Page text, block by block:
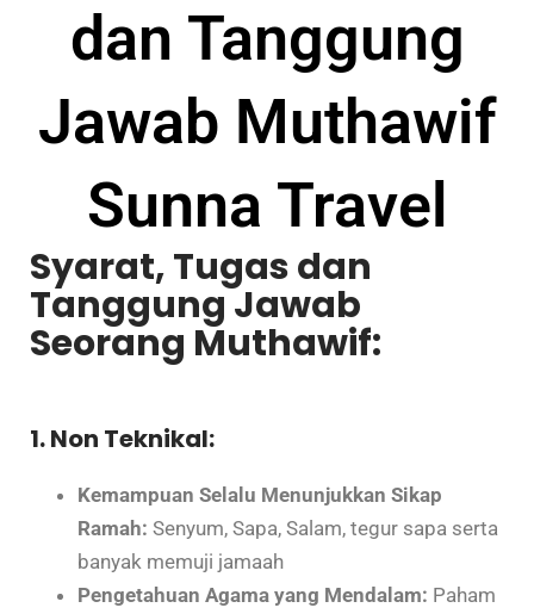
dan Tanggung
Jawab Muthawif
Sunna Travel
Syarat, Tugas dan
Tanggung Jawab
Seorang Muthawif:
1. Non Teknikal:
Kemampuan Selalu Menunjukkan Sikap
Ramah: Senyum, Sapa, Salam, tegur sapa serta
banyak memuji jamaah
Pengetahuan Agama yang Mendalam: Paham